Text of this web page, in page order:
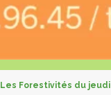
Les Forestivités du jeudi